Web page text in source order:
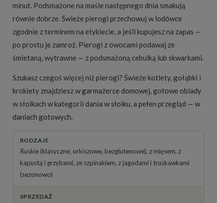
minut. Podsmażone na maśle następnego dnia smakują
równie dobrze. Świeże pierogi przechowuj w lodówce
zgodnie z terminem na etykiecie, a jeśli kupujesz na zapas —
po prostu je zamroź. Pierogi z owocami podawaj ze
śmietaną, wytrawne — z podsmażoną cebulką lub skwarkami.
Szukasz czegoś więcej niż pierogi? Świeże kotlety, gołąbki i
krokiety znajdziesz wgarmażerce domowej, gotowe obiady
w słoikach w kategorii dania w słoiku, a pełen przegląd — w
daniach gotowych.
RODZAJE
Ruskie (klasyczne, orkiszowe, bezglutenowe), z mięsem, z
kapustą i grzybami, ze szpinakiem, z jagodami i truskawkami
(sezonowo)
SPRZEDAŻ